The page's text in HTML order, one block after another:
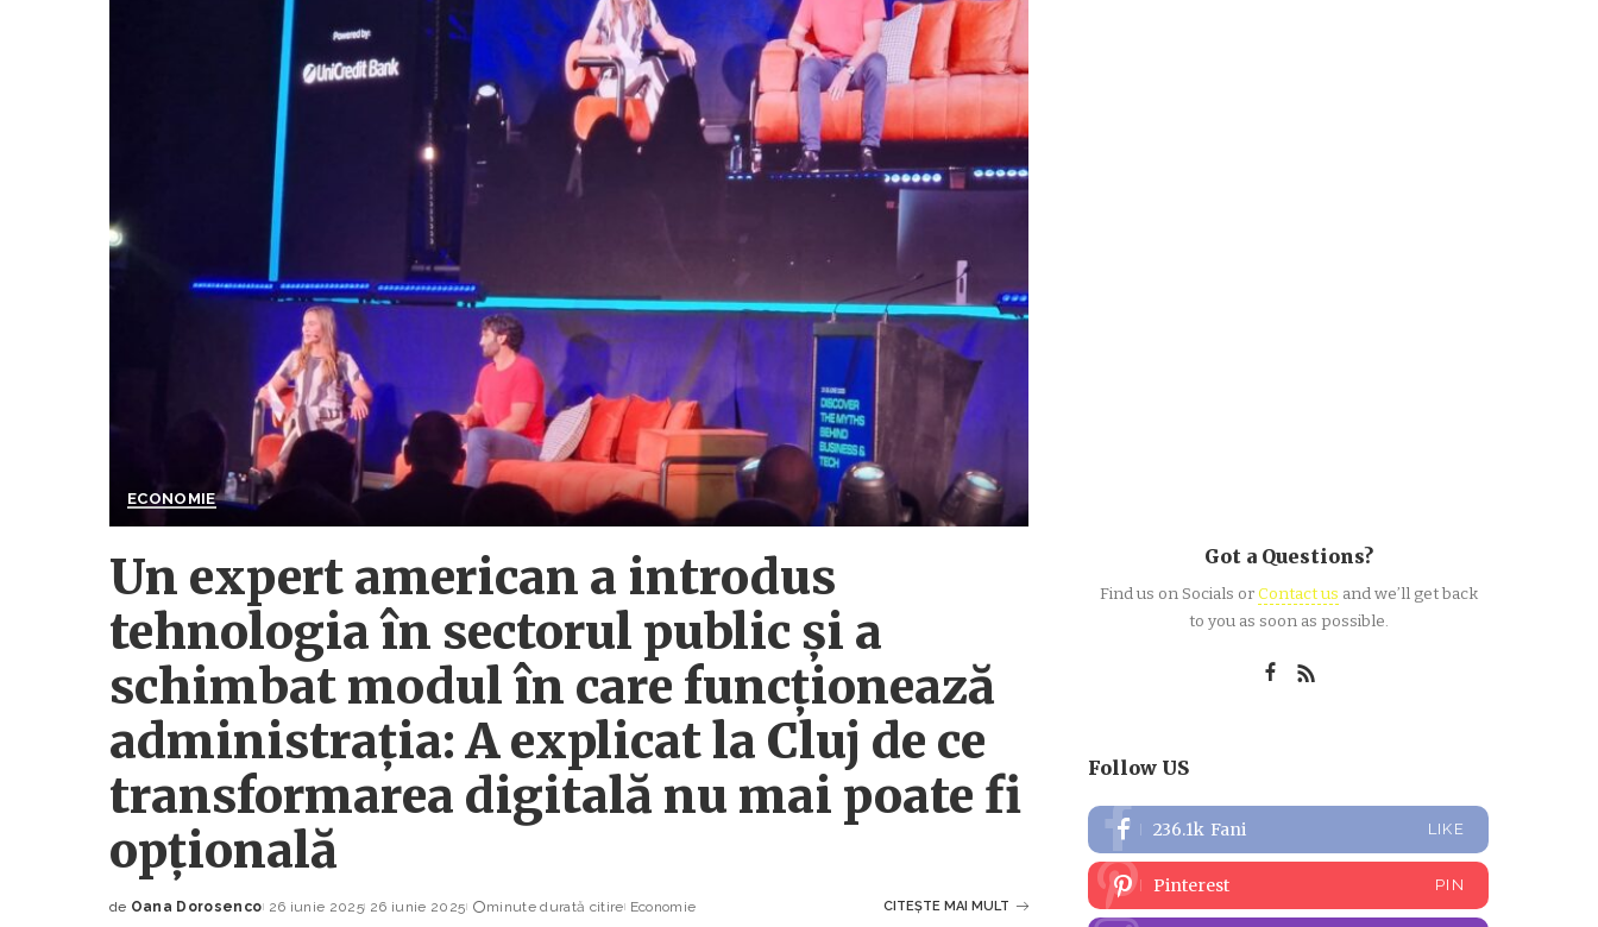
ECONOMIE
Un expert american a introdus
tehnologia în sectorul public și a
schimbat modul în care funcționează
administrația: A explicat la Cluj de ce
transformarea digitală nu mai poate fi
opțională
Posted
de Oana Dorosenco 26 iunie 2025 26 iunie 2025 minute durată citire Economie CITEȘTE MAI MULT
Got a Questions?
Find us on Socials orContact us and we’ll get back
to you as soon as possible.
Follow US
236.1k Fani LIKE
Pinterest PIN